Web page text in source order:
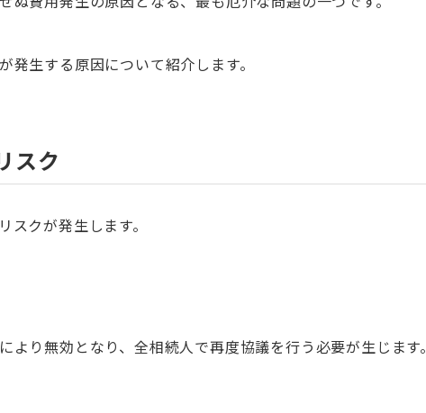
生する原因について紹介します。
スク
クが発生します。
り無効となり、全相続人で再度協議を行う必要が生じます。